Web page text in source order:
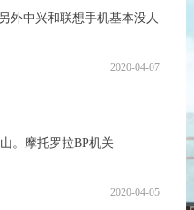
外中兴和联想手机基本没人
2020-04-07
。摩托罗拉BP机关
2020-04-05